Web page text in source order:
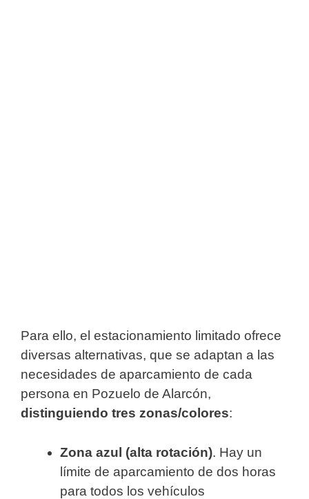
Para ello, el estacionamiento limitado ofrece
diversas alternativas, que se adaptan a las
necesidades de aparcamiento de cada
persona en Pozuelo de Alarcón,
distinguiendo tres zonas/colores:
Zona azul (alta rotación). Hay un
límite de aparcamiento de dos horas
para todos los vehículos